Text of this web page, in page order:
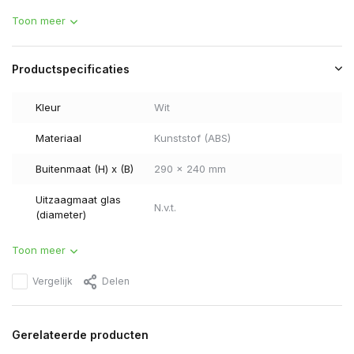
Toon meer
Productspecificaties
Kleur Wit
Materiaal Kunststof (ABS)
Buitenmaat (H) x (B) 290 x 240 mm
Uitzaagmaat glas
(diameter)
N.v.t.
Toon meer
Vergelijk Delen
Gerelateerde producten